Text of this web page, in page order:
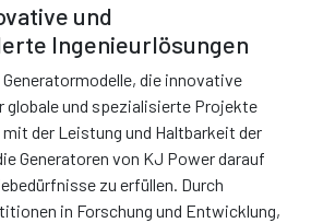
und
Ingenieurlösungen
die innovative
globale und spezialisierte Projekte
der Leistung und Haltbarkeit der
Generatoren von KJ Power darauf
zu erfüllen. Durch
in Forschung und Entwicklung,